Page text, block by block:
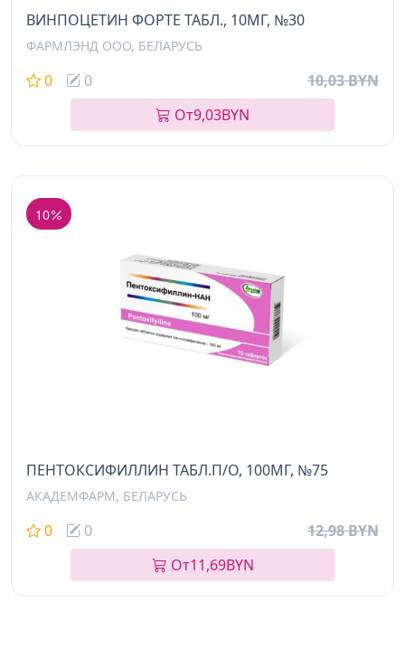
ВИНПОЦЕТИН ФОРТЕ ТАБЛ., 10МГ, №30
ФАРМЛЭНД ООО, БЕЛАРУСЬ
0 0
10,03 BYN
От9,03BYN
10
ПЕНТОКСИФИЛЛИН ТАБЛ.П/О, 100МГ, №75
АКАДЕМФАРМ, БЕЛАРУСЬ
0 0
12,98 BYN
От11,69BYN